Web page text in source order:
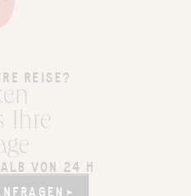
REISE?
Ihre
VON 24 H